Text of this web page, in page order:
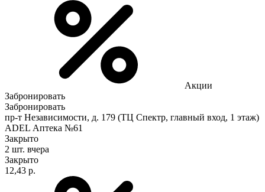
Акции
Забронировать
Забронировать
пр-т Независимости, д. 179 (ТЦ Спектр, главный вход, 1 этаж)
ADEL Аптека №61
Закрыто
2 шт. вчера
Закрыто
12,43 р.